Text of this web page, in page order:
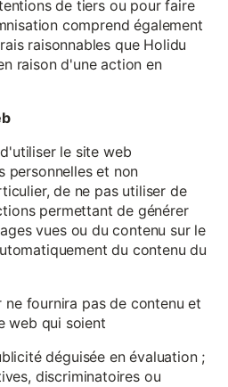
de tiers ou pour faire
comprend également
raisonnables que Holidu
raison d'une action en
le site web
personnelles et non
de ne pas utiliser de
permettant de générer
vues ou du contenu sur le
du contenu du
ne fournira pas de contenu et
web qui soient
déguisée en évaluation ;
discriminatoires ou